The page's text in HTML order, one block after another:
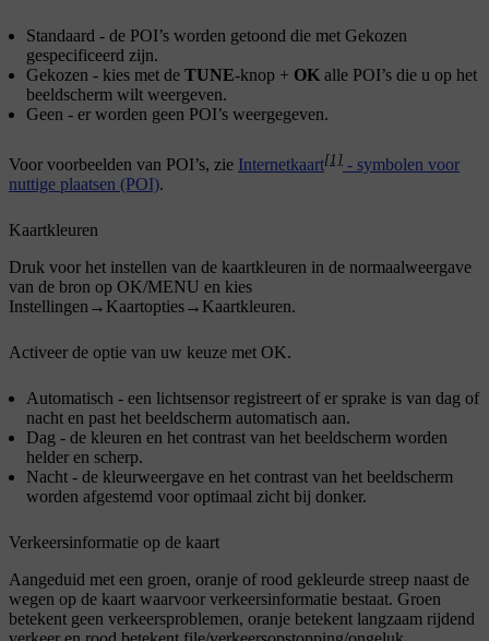
Standaard - de POI’s worden getoond die met Gekozen
gespecificeerd zijn.
Gekozen - kies met de TUNE-knop + OK alle POI’s die u op het
beeldscherm wilt weergeven.
Geen - er worden geen POI’s weergegeven.
Voor voorbeelden van POI’s, zie Internetkaart[1] - symbolen voor
nuttige plaatsen (POI).
Kaartkleuren
Druk voor het instellen van de kaartkleuren in de normaalweergave
van de bron op OK/MENU en kies
Instellingen → Kaartopties→ Kaartkleuren.
Activeer de optie van uw keuze met OK.
Automatisch - een lichtsensor registreert of er sprake is van dag of
nacht en past het beeldscherm automatisch aan.
Dag - de kleuren en het contrast van het beeldscherm worden
helder en scherp.
Nacht - de kleurweergave en het contrast van het beeldscherm
worden afgestemd voor optimaal zicht bij donker.
Verkeersinformatie op de kaart
Aangeduid met een groen, oranje of rood gekleurde streep naast de
wegen op de kaart waarvoor verkeersinformatie bestaat. Groen
betekent geen verkeersproblemen, oranje betekent langzaam rijdend